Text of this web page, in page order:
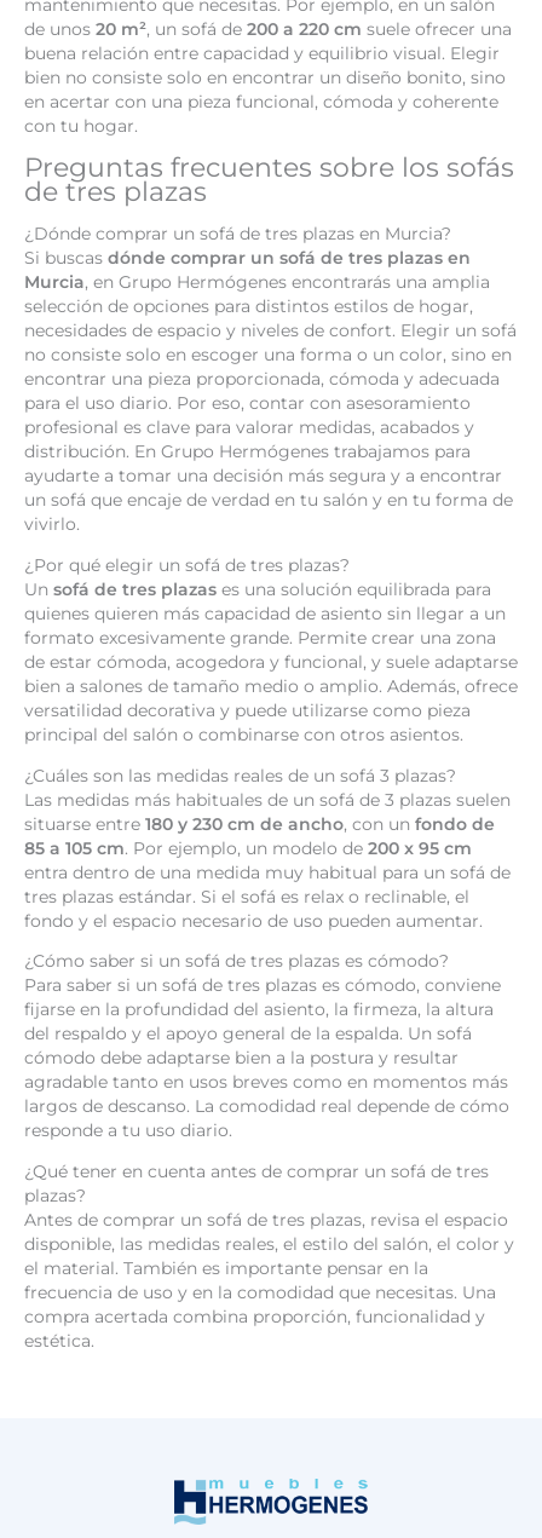
mantenimiento que necesitas. Por ejemplo, en un salón
de unos 20 m², un sofá de 200 a 220 cm suele ofrecer una
buena relación entre capacidad y equilibrio visual. Elegir
bien no consiste solo en encontrar un diseño bonito, sino
en acertar con una pieza funcional, cómoda y coherente
con tu hogar.
Preguntas frecuentes sobre los sofás
de tres plazas
¿Dónde comprar un sofá de tres plazas en Murcia?
Si buscas dónde comprar un sofá de tres plazas en
Murcia, en Grupo Hermógenes encontrarás una amplia
selección de opciones para distintos estilos de hogar,
necesidades de espacio y niveles de confort. Elegir un sofá
no consiste solo en escoger una forma o un color, sino en
encontrar una pieza proporcionada, cómoda y adecuada
para el uso diario. Por eso, contar con asesoramiento
profesional es clave para valorar medidas, acabados y
distribución. En Grupo Hermógenes trabajamos para
ayudarte a tomar una decisión más segura y a encontrar
un sofá que encaje de verdad en tu salón y en tu forma de
vivirlo.
¿Por qué elegir un sofá de tres plazas?
Un sofá de tres plazas es una solución equilibrada para
quienes quieren más capacidad de asiento sin llegar a un
formato excesivamente grande. Permite crear una zona
de estar cómoda, acogedora y funcional, y suele adaptarse
bien a salones de tamaño medio o amplio. Además, ofrece
versatilidad decorativa y puede utilizarse como pieza
principal del salón o combinarse con otros asientos.
¿Cuáles son las medidas reales de un sofá 3 plazas?
Las medidas más habituales de un sofá de 3 plazas suelen
situarse entre 180 y 230 cm de ancho, con un fondo de
85 a 105 cm. Por ejemplo, un modelo de 200 x 95 cm
entra dentro de una medida muy habitual para un sofá de
tres plazas estándar. Si el sofá es relax o reclinable, el
fondo y el espacio necesario de uso pueden aumentar.
¿Cómo saber si un sofá de tres plazas es cómodo?
Para saber si un sofá de tres plazas es cómodo, conviene
fijarse en la profundidad del asiento, la firmeza, la altura
del respaldo y el apoyo general de la espalda. Un sofá
cómodo debe adaptarse bien a la postura y resultar
agradable tanto en usos breves como en momentos más
largos de descanso. La comodidad real depende de cómo
responde a tu uso diario.
¿Qué tener en cuenta antes de comprar un sofá de tres
plazas?
Antes de comprar un sofá de tres plazas, revisa el espacio
disponible, las medidas reales, el estilo del salón, el color y
el material. También es importante pensar en la
frecuencia de uso y en la comodidad que necesitas. Una
compra acertada combina proporción, funcionalidad y
estética.